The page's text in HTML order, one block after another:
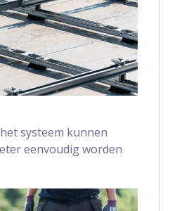
systeem kunnen
eenvoudig worden